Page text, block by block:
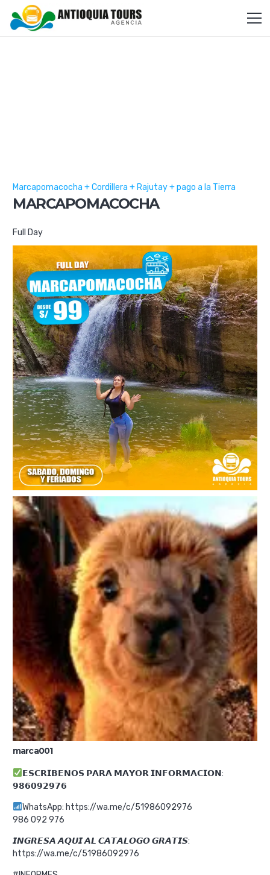
Marcapomacocha + Cordillera + Rajutay + pago a la Tierra
MARCAPOMACOCHA
Full Day
marca001
𝗘𝗦𝗖𝗥𝗜𝗕𝗘𝗡𝗢𝗦 𝗣𝗔𝗥𝗔 𝗠𝗔𝗬𝗢𝗥 𝗜𝗡𝗙𝗢𝗥𝗠𝗔𝗖𝗜𝗢𝗡:
𝟵𝟴𝟲𝟬𝟵𝟮𝟵𝟳𝟲
WhatsApp: https://wa.me/c/51986092976
986 092 976
𝙄𝙉𝙂𝙍𝙀𝙎𝘼 𝘼𝙌𝙐𝙄 𝘼𝙇 𝘾𝘼𝙏𝘼𝙇𝙊𝙂𝙊 𝙂𝙍𝘼𝙏𝙄𝙎:
https://wa.me/c/51986092976